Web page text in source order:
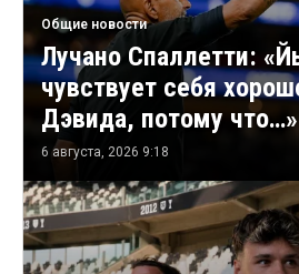
Общие новости
Лучано Спаллетти:
чувствует себя
Дэвида, потому что…»
6 августа, 2026 9:18